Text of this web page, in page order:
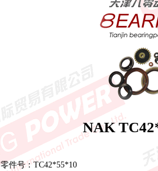
NAK
零件号：TC42*55*10